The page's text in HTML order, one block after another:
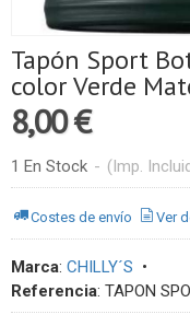
Tapón Sport
color Verde
8,00 €
1 En Stock - (Imp.
Costes de envío Ver
Marca: CHILLY´S •
Referencia: TAPON